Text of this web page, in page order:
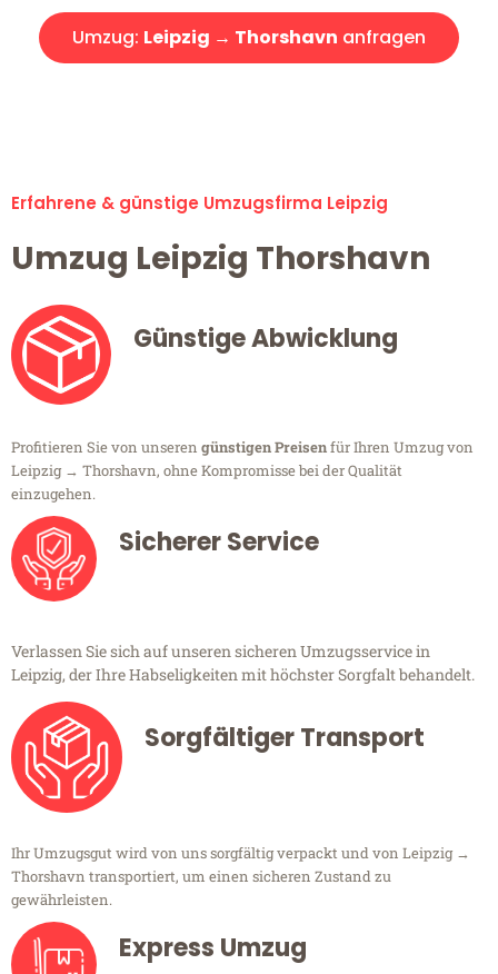
Umzug: Leipzig → Thorshavn anfragen
Erfahrene & günstige Umzugsfirma Leipzig
Umzug Leipzig Thorshavn
Günstige Abwicklung
Profitieren Sie von unseren günstigen Preisenfür Ihren Umzug von
Leipzig → Thorshavn, ohne Kompromisse bei der Qualität
einzugehen.
Sicherer Service
Verlassen Sie sich auf unseren sicheren Umzugsservice in
Leipzig, der Ihre Habseligkeiten mit höchster Sorgfalt behandelt.
Sorgfältiger Transport
Ihr Umzugsgut wird von uns sorgfältig verpackt und von Leipzig →
Thorshavn transportiert, um einen sicheren Zustand zu
gewährleisten.
Express Umzug